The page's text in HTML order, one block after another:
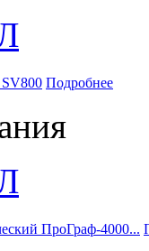
Подробнее
ПроГраф-4000...